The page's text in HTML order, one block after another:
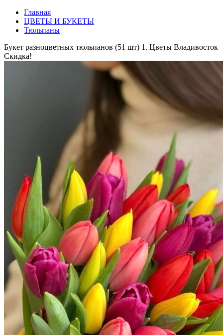
Главная
ЦВЕТЫ И БУКЕТЫ
Тюльпаны
Букет разноцветных тюльпанов (51 шт) 1. Цветы Владивосток
Скидка!